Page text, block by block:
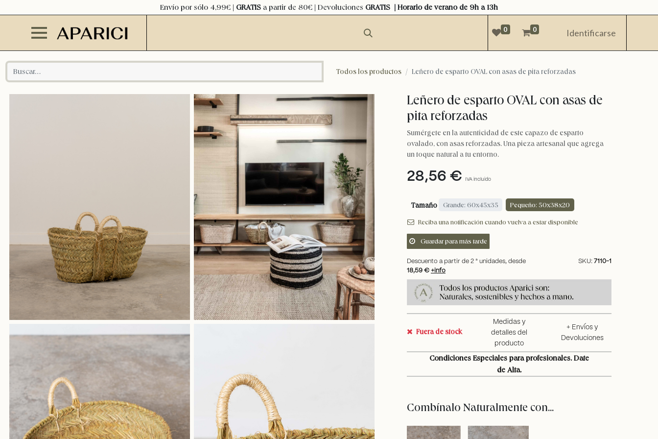
Envío por sólo 4,99€ | GRATIS a partir de 80€ | Devoluciones GRATIS | Horario de verano de 9h a 13h
0 0 Identificarse
Todos los productos Leñero de esparto OVAL con asas de pita reforzadas
Leñero de esparto OVAL con asas de
pita reforzadas
Sumérgete en la autenticidad de este capazo de esparto
ovalado, con asas reforzadas. Una pieza artesanal que agrega
un toque natural a tu entorno.
28,56 € IVA incluido
Tamaño Grande: 60x45x35
Pequeño: 50x38x20
Reciba una notificación cuando vuelva a estar disponible
Guardar para más tarde
Descuento a partir de 2 ª unidades, desde
18,59 € +info
SKU: 7110-1
Fuera de stock
Medidas y
detalles del
producto
+ Envíos y
Devoluciones
Condiciones Especiales para profesionales. Date
de Alta.
Combínalo Naturalmente con...